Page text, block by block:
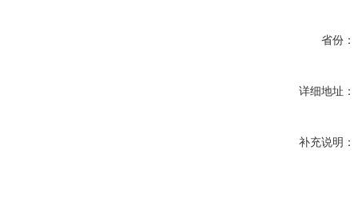
省份：
详细地址：
补充说明：